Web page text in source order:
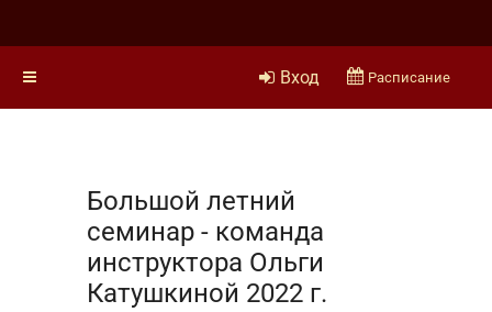
Вход Расписание
Большой летний
семинар - команда
инструктора Ольги
Катушкиной 2022 г.